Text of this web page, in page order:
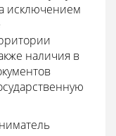
исключением
наличия в